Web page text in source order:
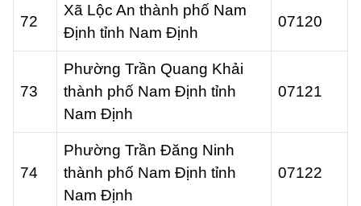
72
Xã Lộc An thành phố Nam
Định tỉnh Nam Định
07120
73
Phường Trần Quang Khải
thành phố Nam Định tỉnh
Nam Định
07121
74
Phường Trần Đăng Ninh
thành phố Nam Định tỉnh
Nam Định
07122